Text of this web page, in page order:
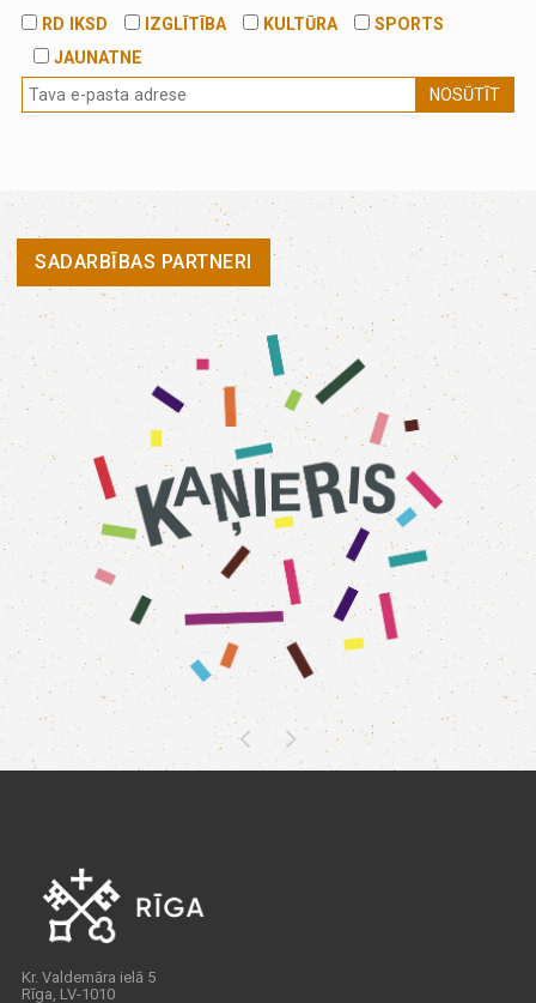
RD IKSD IZGLĪTĪBA KULTŪRA
SPORTS
JAUNATNE
NOSŪTĪT
SADARBĪBAS PARTNERI
Kr. Valdemāra ielā 5
Rīga, LV-1010